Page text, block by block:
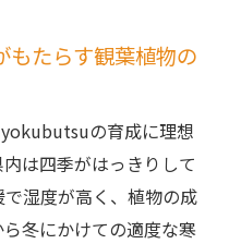
物に適した理由
物の選び方と育て方
植物の共生関係
葉植物の育て方
もたらす観葉植物の
の育成に理想
は四季がはっきりして
湿度が高く、植物の成
冬にかけての適度な寒